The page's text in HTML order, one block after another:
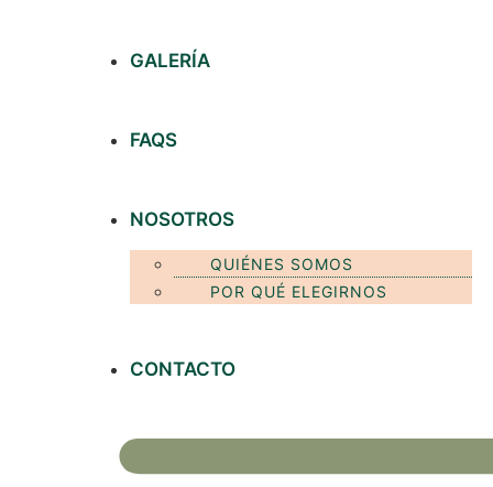
GALERÍA
FAQS
NOSOTROS
QUIÉNES SOMOS
POR QUÉ ELEGIRNOS
CONTACTO